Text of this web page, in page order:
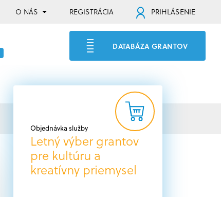
O NÁS REGISTRÁCIA PRIHLÁSENIE
DATABÁZA GRANTOV
Objednávka služby
Letný výber grantov
pre kultúru a
kreatívny priemysel